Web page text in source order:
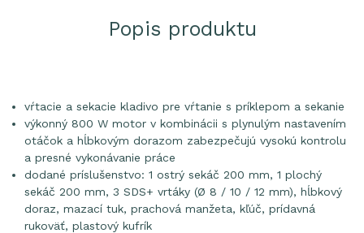
Popis produktu
vŕtacie a sekacie kladivo pre vŕtanie s príklepom a sekanie
výkonný 800 W motor v kombinácii s plynulým nastavením
otáčok a hĺbkovým dorazom zabezpečujú vysokú kontrolu
a presné vykonávanie práce
dodané príslušenstvo: 1 ostrý sekáč 200 mm, 1 plochý
sekáč 200 mm, 3 SDS+ vrtáky (Ø 8 / 10 / 12 mm), hĺbkový
doraz, mazací tuk, prachová manžeta, kľúč, prídavná
rukoväť, plastový kufrík